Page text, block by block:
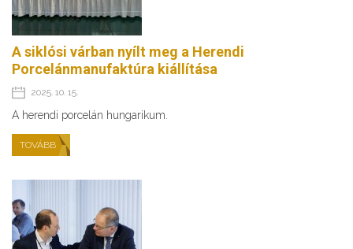
A siklósi várban nyílt meg a Herendi
Porcelánmanufaktúra kiállítása
2025. 10. 15.
A herendi porcelán hungarikum.
TOVÁBB